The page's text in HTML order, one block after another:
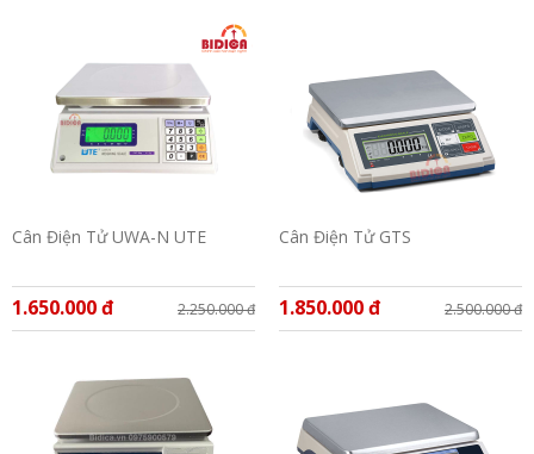
Cân Điện Tử UWA-N UTE
1.650.000 đ 2.250.000 đ
Cân Điện Tử GTS
1.850.000 đ 2.500.000 đ